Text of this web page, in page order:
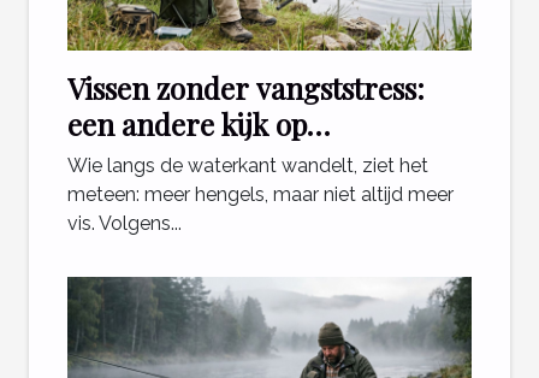
Vissen zonder vangststress:
een andere kijk op
ontspanning aan het water
Wie langs de waterkant wandelt, ziet het
meteen: meer hengels, maar niet altijd meer
vis. Volgens...